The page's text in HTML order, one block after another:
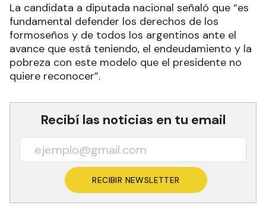
La candidata a diputada nacional señaló que “es
fundamental defender los derechos de los
formoseños y de todos los argentinos ante el
avance que está teniendo, el endeudamiento y la
pobreza con este modelo que el presidente no
quiere reconocer”.
Recibí las noticias en tu email
RECIBIR NEWSLETTER